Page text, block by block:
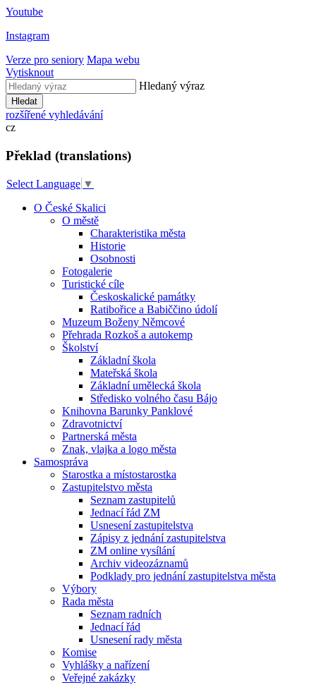
Youtube
Instagram
Verze pro seniory Mapa webu
Vytisknout
Hledaný výraz
Hledat
rozšířené vyhledávání
cz
Překlad (translations)
Select Language ▼
O České Skalici
O městě
Charakteristika města
Historie
Osobnosti
Fotogalerie
Turistické cíle
Českoskalické památky
Ratibořice a Babiččino údolí
Muzeum Boženy Němcové
Přehrada Rozkoš a autokemp
Školství
Základní škola
Mateřská škola
Základní umělecká škola
Středisko volného času Bájo
Knihovna Barunky Panklové
Zdravotnictví
Partnerská města
Znak, vlajka a logo města
Samospráva
Starostka a místostarostka
Zastupitelstvo města
Seznam zastupitelů
Jednací řád ZM
Usnesení zastupitelstva
Zápisy z jednání zastupitelstva
ZM online vysílání
Archiv videozáznamů
Podklady pro jednání zastupitelstva města
Výbory
Rada města
Seznam radních
Jednací řád
Usnesení rady města
Komise
Vyhlášky a nařízení
Veřejné zakázky